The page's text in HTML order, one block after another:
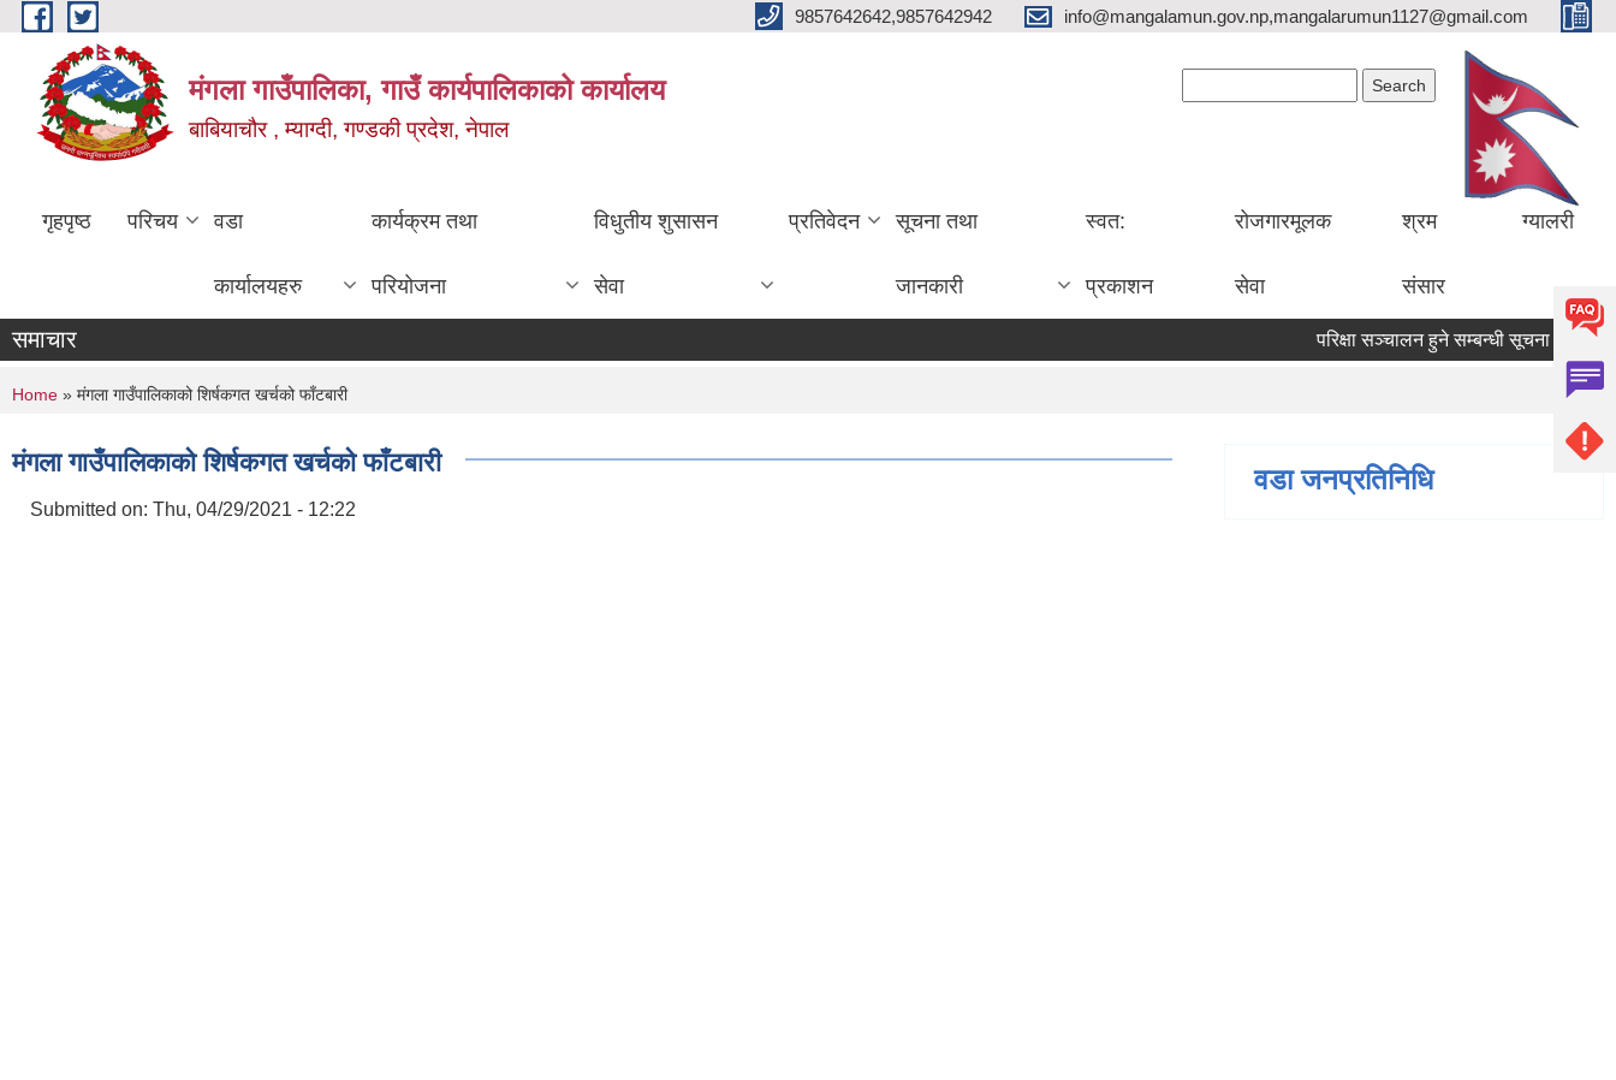
Skip to main content 9857642642,9857642942 info@mangalamun.gov.np,mangalarumun1127@gmail.com
मंगला गाउँपालिका, गाउँ कार्यपालिकाको कार्यालय
बाबियाचौर , म्याग्दी, गण्डकी प्रदेश, नेपाल
गृहपृष्ठ परिचय वडा
कार्यालयहरु
कार्यक्रम तथा
परियोजना
विधुतीय शुसासन
सेवा
प्रतिवेदन सूचना तथा
जानकारी
स्वत:
प्रकाशन
रोजगारमूलक
सेवा
श्रम
संसार
ग्यालरी
समाचार परिक्षा सञ्चालन हुने सम्बन्धी सूचना ।
You are here
Home » मंगला गाउँपालिकाको शिर्षकगत खर्चको फाँटबारी
मंगला गाउँपालिकाको शिर्षकगत खर्चको फाँटबारी
Submitted on: Thu, 04/29/2021 - 12:22
वडा जनप्रतिनिधि